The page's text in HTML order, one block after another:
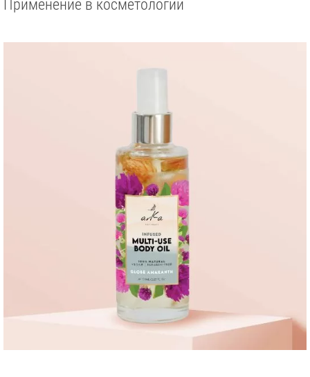
Применение в косметологии